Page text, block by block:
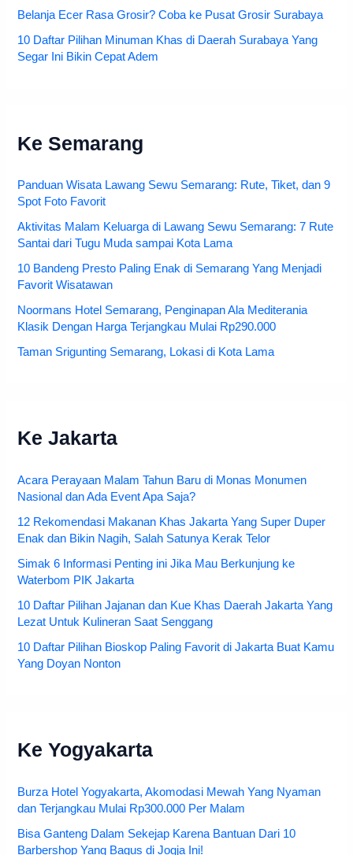
Belanja Ecer Rasa Grosir? Coba ke Pusat Grosir Surabaya
10 Daftar Pilihan Minuman Khas di Daerah Surabaya Yang
Segar Ini Bikin Cepat Adem
Ke Semarang
Panduan Wisata Lawang Sewu Semarang: Rute, Tiket, dan 9
Spot Foto Favorit
Aktivitas Malam Keluarga di Lawang Sewu Semarang: 7 Rute
Santai dari Tugu Muda sampai Kota Lama
10 Bandeng Presto Paling Enak di Semarang Yang Menjadi
Favorit Wisatawan
Noormans Hotel Semarang, Penginapan Ala Mediterania
Klasik Dengan Harga Terjangkau Mulai Rp290.000
Taman Srigunting Semarang, Lokasi di Kota Lama
Ke Jakarta
Acara Perayaan Malam Tahun Baru di Monas Monumen
Nasional dan Ada Event Apa Saja?
12 Rekomendasi Makanan Khas Jakarta Yang Super Duper
Enak dan Bikin Nagih, Salah Satunya Kerak Telor
Simak 6 Informasi Penting ini Jika Mau Berkunjung ke
Waterbom PIK Jakarta
10 Daftar Pilihan Jajanan dan Kue Khas Daerah Jakarta Yang
Lezat Untuk Kulineran Saat Senggang
10 Daftar Pilihan Bioskop Paling Favorit di Jakarta Buat Kamu
Yang Doyan Nonton
Ke Yogyakarta
Burza Hotel Yogyakarta, Akomodasi Mewah Yang Nyaman
dan Terjangkau Mulai Rp300.000 Per Malam
Bisa Ganteng Dalam Sekejap Karena Bantuan Dari 10
Barbershop Yang Bagus di Jogja Ini!